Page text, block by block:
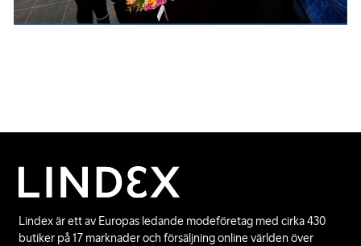
Lindex är ett av Europas ledande modeföretag med cirka 430
butiker på 17 marknader och försäljning online världen över